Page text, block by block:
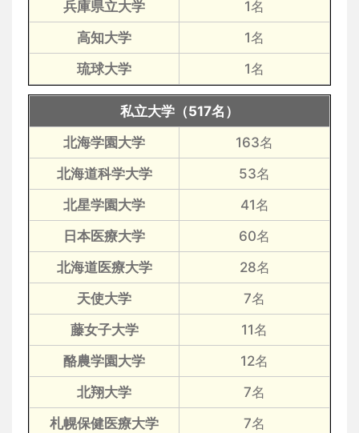
兵庫県立大学
1名
高知大学
1名
琉球大学
1名
私立大学（517名）
北海学園大学
163名
北海道科学大学
53名
北星学園大学
41名
日本医療大学
60名
北海道医療大学
28名
天使大学
7名
藤女子大学
11名
酪農学園大学
12名
北翔大学
7名
札幌保健医療大学
7名